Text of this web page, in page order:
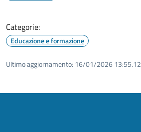
Categorie:
Educazione e formazione
Ultimo aggiornamento: 16/01/2026 13:55.12